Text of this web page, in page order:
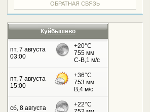
ОБРАТНАЯ СВЯЗЬ
Куйбышево